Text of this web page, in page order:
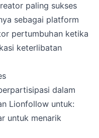
paling sukses
sebagai platform
pertumbuhan ketika
keterlibatan
dalam
Lionfollow untuk:
untuk menarik